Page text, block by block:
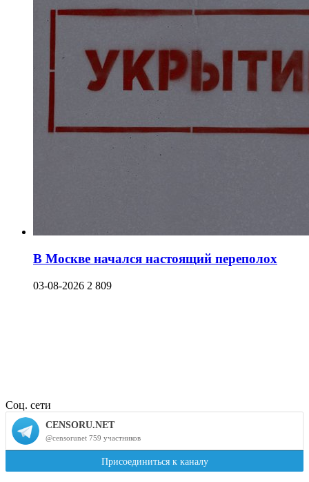
В Москве начался настоящий переполох
03-08-2026 2 809
Соц. сети